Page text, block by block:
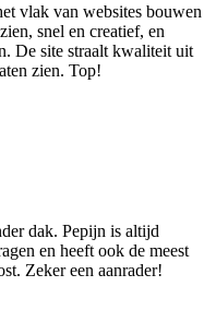
vlak van websites bouwen
snel en creatief, en
De site straalt kwaliteit uit
zien. Top!
dak. Pepijn is altijd
en heeft ook de meest
Zeker een aanrader!